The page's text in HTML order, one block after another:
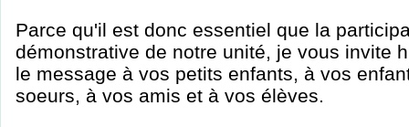
Parce qu'il est donc essentiel que la
démonstrative de notre unité, je vous invite
le message à vos petits enfants, à vos
soeurs, à vos amis et à vos élèves.